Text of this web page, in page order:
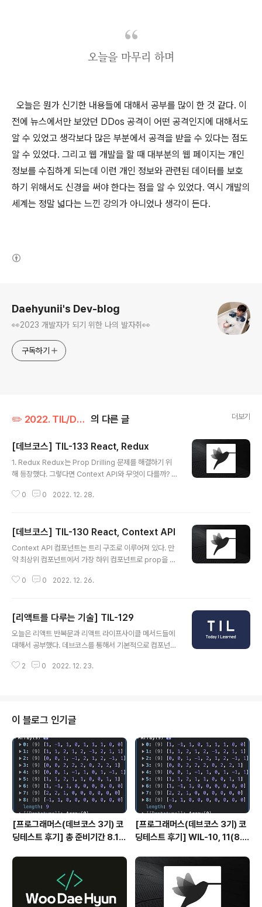
오늘을 마무리 하며
오늘은 뭔가 신기한 내용들에 대해서 공부를 많이 한 것 같다. 이
전에 뉴스에서만 보았던 DDos 공격이 어떤 공격인지에 대해서도
알 수 있었고 생각보다 많은 부분에서 공격을 받을 수 있다는 점도
알 수 있었다. 그리고 웹 개발을 할 때 대부분의 웹 페이지는 개인
정보를 수집하게 되는데 이런 개인 정보와 관련된 데이터를 보호
하기 위해서도 신경을 써야 한다는 점을 알 수 있었다. 역시 개발의
세계는 정말 넓다는 느낀 강의가 아니었나 생각이 든다.
Daehyunii's Dev-blog
👀2023 개발자가 되기 위한 나의 발자취👀
구독하기
✏️ 2022. TIL/December (데브코스) 의 다른 글 더보기
[데브코스] TIL-133 React, Redux
1. Redux Redux는 Prop Drilling 문제를 해결하기 위
해 등장했다. 그렇다면 Context API와 무엇이 다를까? C
용이 가능한 반면, Redux는 Third Party 라이브러리로
식 Redux는 Action이 발생하면 Reducer를 호출하고
Reducer를 통해 store에 상태를 저장한다. store가 변
경되면 다시 view를 리렌더링한다. Context API에 use
하나의 근원으로부터 애플리케이션의 모든 상태는 하나의
0 0 2022. 12. 28.
[데브코스] TIL-130 React, Context API
Context API 컴포넌트는 트리 구조로 이루어져 있다. 만
약 최상위 컴포넌트에서 가장 하위 컴포넌트로 prop을 넘
지 계속 넘겨주어야 할 것이다. 이런 경우를 Prop Drilling
er와 데이터를 받을 Context Consumer가 있다. 데이
터는 Context Provider가 관리하고, Context Consu
mer는 데이터를 받아서 처리만 해주면 된다. 오늘을 마무
에 대해서 공부를 하였다. 바닐라 자바스크립트를 공부할
0 0 2022. 12. 26.
[리액트를 다루는 기술] TIL-129
오늘은 리액트 반복문과 리액트 라이프사이클 메서드들에
대해서 공부했다. 데브코스를 통해서 기본적으로 컴포넌트
사용하는게 굉장히 중요하다고 생각하기 때문에 별도로 공
nguage & CS knowledge/React] - 컴포넌트 반복 컴
포넌트 반복 map( ) 함수의 활용 map 함수는 파라미터로
전달된 함수를 사용해서 배열 내 각 요소를 원하는 규칙에
따라 변환한 후 그 결과로 새로운 배열을 생성해 반환한다.
map( ) 함수의 문법은 다음과 같다. pinetree93.tistor..
2 0 2022. 12. 23.
이 블로그 인기글
[프로그래머스(데브코스 3기) 코
딩테스트 후기] 총 준비기간 8.1 ~
[프로그래머스(데브코스 3기) 코
딩테스트 후기] WIL-10, 11(8.1